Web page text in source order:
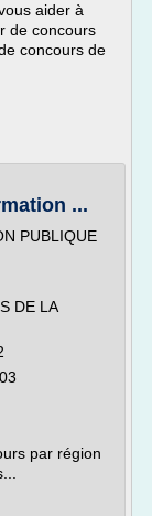
aider à
de concours
concours de
...
PUBLIQUE
DE LA
par région